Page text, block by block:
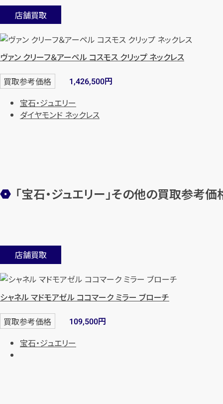
店舗買取
ヴァン クリーフ＆アーペル コスモス クリップ ネックレス
買取参考価格 1,426,500円
宝石・ジュエリー
ダイヤモンド ネックレス
「宝石・ジュエリー」その他の買取参考価
店舗買取
シャネル マドモアゼル ココマーク ミラー ブローチ
買取参考価格 109,500円
宝石・ジュエリー